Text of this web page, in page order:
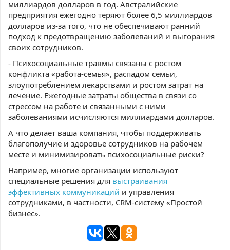
миллиардов долларов в год. Австралийские
предприятия ежегодно теряют более 6,5 миллиардов
долларов из-за того, что не обеспечивают ранний
подход к предотвращению заболеваний и выгорания
своих сотрудников.
- Психосоциальные травмы связаны с ростом
конфликта «работа-семья», распадом семьи,
злоупотреблением лекарствами и ростом затрат на
лечение. Ежегодные затраты общества в связи со
стрессом на работе и связанными с ними
заболеваниями исчисляются миллиардами долларов.
А что делает ваша компания, чтобы поддерживать
благополучие и здоровье сотрудников на рабочем
месте и минимизировать психосоциальные риски?
Например, многие организации используют
специальные решения для выстраивания
эффективных коммуникаций и управления
сотрудниками, в частности, CRM-систему «Простой
бизнес».